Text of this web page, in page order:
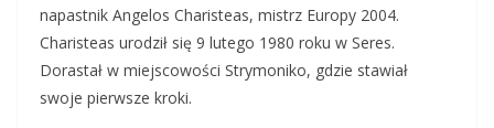
napastnik Angelos Charisteas, mistrz Europy 2004.
Charisteas urodził się 9 lutego 1980 roku w Seres.
Dorastał w miejscowości Strymoniko, gdzie stawiał
swoje pierwsze kroki.